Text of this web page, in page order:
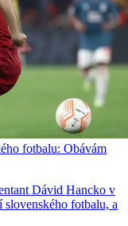
fotbalu: Obávám
Dávid Hancko v
slovenského fotbalu, a